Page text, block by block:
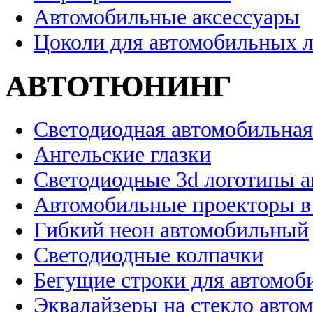
Автомобильные аксессуары
Цоколи для автомобильных
АВТОТЮНИНГ
Светодиодная
Ангельские глазки
Светодиодные 3d логотипы
Автомобильные проекторы
Гибкий неон автомобильный
Светодиодные колпачки
Бегущие строки для
Эквалайзеры на стекло